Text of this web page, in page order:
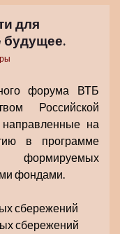
для
будущее.
форума ВТБ
Российской
на
в программе
формируемых
фондами.
сбережений
сбережений